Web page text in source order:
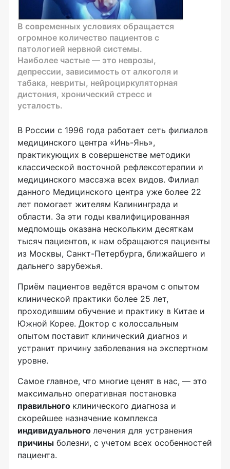
В современных условиях обращается
огромное количество пациентов с
патологией нервной системы.
Наиболее частые — это неврозы,
депрессии, зависимость от алкоголя и
табака, невриты, нейроциркуляторная
дистония, хронический стресс и
усталость.
В России с 1996 года работает сеть филиалов
медицинского центра «Инь-Янь»,
практикующих в совершенстве методики
классической восточной рефлексотерапии и
медицинского массажа всех видов. Филиал
данного Медицинского центра уже более 22
лет помогает жителям Калининграда и
области. За эти годы квалифицированная
медпомощь оказана нескольким десяткам
тысяч пациентов, к нам обращаются пациенты
из Москвы, Санкт-Петербурга, ближайшего и
дальнего зарубежья.
Приём пациентов ведётся врачом с опытом
клинической практики более 25 лет,
проходившим обучение и практику в Китае и
Южной Корее. Доктор с колоссальным
опытом поставит клинический диагноз и
устранит причину заболевания на экспертном
уровне.
Самое главное, что многие ценят в нас, — это
максимально оперативная постановка
правильного клинического диагноза и
скорейшее назначение комплекса
индивидуального лечения для устранения
причины болезни, с учетом всех особенностей
пациента.